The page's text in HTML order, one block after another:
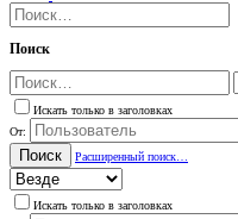
Поиск
Искать только в заголовках
От:
Поиск Расширенный поиск…
Искать только в заголовках